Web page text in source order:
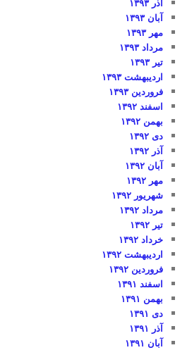
آبان ۱۳۹۳
مهر ۱۳۹۳
مرداد ۱۳۹۳
تیر ۱۳۹۳
اردیبهشت ۱۳۹۳
فروردین ۱۳۹۳
اسفند ۱۳۹۲
بهمن ۱۳۹۲
دی ۱۳۹۲
آذر ۱۳۹۲
آبان ۱۳۹۲
مهر ۱۳۹۲
شهریور ۱۳۹۲
مرداد ۱۳۹۲
تیر ۱۳۹۲
خرداد ۱۳۹۲
اردیبهشت ۱۳۹۲
فروردین ۱۳۹۲
اسفند ۱۳۹۱
بهمن ۱۳۹۱
دی ۱۳۹۱
آذر ۱۳۹۱
آبان ۱۳۹۱